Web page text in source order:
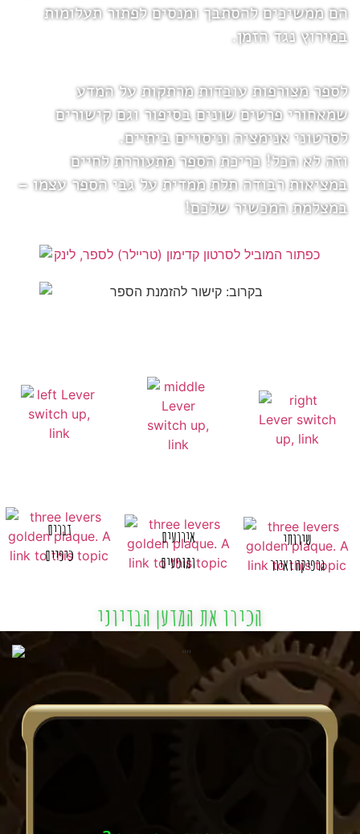
הם ממשיכים להסתבך ומנסים לפתור תעלומות
במירוץ נגד הזמן.
שמאחורי פרטים שונים בסיפור וגם קישורים
לסרטוני אנימציה וניסויים ביתיים.
וזה לא הכל! כריכת הספר מתעוררת לחיים
במצלמת המכשיר שלכם!
דברים
כיפיים
אירועים
ומופעים
שירותי
גרפיקה ואיור
הכירו את המדען הבדיוני